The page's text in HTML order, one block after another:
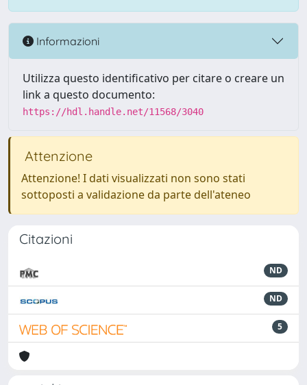
Informazioni
Utilizza questo identificativo per citare o creare un
link a questo documento:
https://hdl.handle.net/11568/3040
Attenzione
Attenzione! I dati visualizzati non sono stati
sottoposti a validazione da parte dell'ateneo
Citazioni
ND
ND
5